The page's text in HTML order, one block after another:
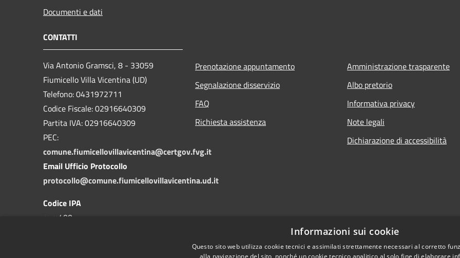
Documenti e dati
CONTATTI
Via Antonio Gramsci, 8 - 33059
Fiumicello Villa Vicentina (UD)
Telefono: 0431972711
Codice Fiscale: 02916640309
Partita IVA: 02916640309
PEC:
comune.fiumicellovillavicentina@certgov.fvg.it
Email Ufficio Protocollo
protocollo@comune.fiumicellovillavicentina.ud.it
Codice IPA
c_m400
Prenotazione appuntamento
Segnalazione disservizio
FAQ
Richiesta assistenza
Amministrazione trasparente
Albo pretorio
Informativa privacy
Note legali
Dichiarazione di accessibilità
Informazioni sui cookie
Questo sito web utilizza cookie tecnici e assimilati strettamente necessari al corretto
alla navigazione del sito, nonché un cookie tecnico analitico al solo fine di elaborare